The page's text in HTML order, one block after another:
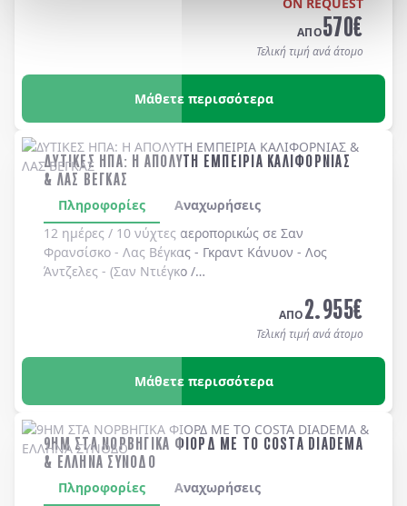
ΑΠΟ570€
Τελική τιμή ανά άτομο
Μάθετε περισσότερα
ΔΥΤΙΚΕΣ ΗΠΑ: Η ΑΠΟΛΥΤΗ ΕΜΠΕΙΡΙΑ ΚΑΛΙΦΟΡΝΙΑΣ
& ΛΑΣ ΒΕΓΚΑΣ
Πληροφορίες
Αναχωρήσεις
12 ημέρες / 10 νύχτες αεροπορικώς σε Σαν
Φρανσίσκο - Λας Βέγκας - Γκραντ Κάνυον - Λος
Άντζελες - (Σαν Ντιέγκο /
. Διαμονή σε
ΑΠΟ2.955€
Τελική τιμή ανά άτομο
Μάθετε περισσότερα
9ΗΜ ΣΤΑ ΝΟΡΒΗΓΙΚΑ ΦΙΟΡΔ ΜΕ ΤΟ COSTA DIADEMA
& ΕΛΛΗΝΑ ΣΥΝΟΔΟ
Πληροφορίες
Αναχωρήσεις